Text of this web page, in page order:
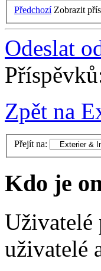
Předchozí Zobrazit
Odeslat
Zpět na
Přejít na:
Kdo je
Uživatelé
uživatelé